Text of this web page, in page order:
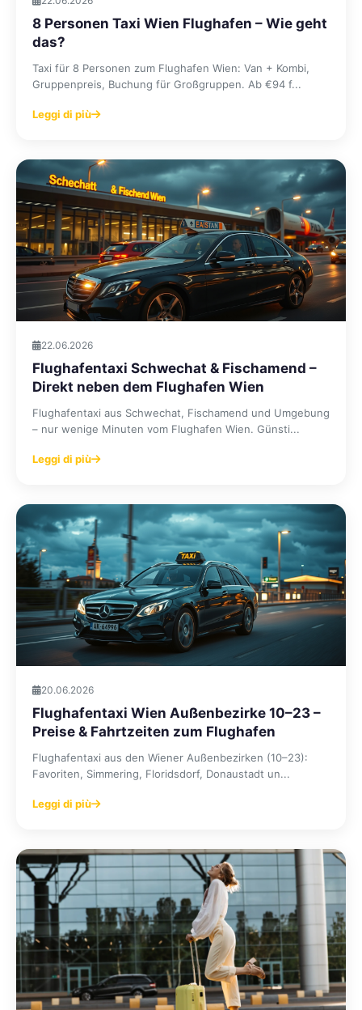
8 Personen Taxi Wien Flughafen – Wie geht
das?
Taxi für 8 Personen zum Flughafen Wien: Van + Kombi,
Gruppenpreis, Buchung für Großgruppen. Ab €94 f...
Leggi di più
22.06.2026
Flughafentaxi Schwechat & Fischamend –
Direkt neben dem Flughafen Wien
Flughafentaxi aus Schwechat, Fischamend und Umgebung
– nur wenige Minuten vom Flughafen Wien. Günsti...
Leggi di più
20.06.2026
Flughafentaxi Wien Außenbezirke 10–23 –
Preise & Fahrtzeiten zum Flughafen
Flughafentaxi aus den Wiener Außenbezirken (10–23):
Favoriten, Simmering, Floridsdorf, Donaustadt un...
Leggi di più